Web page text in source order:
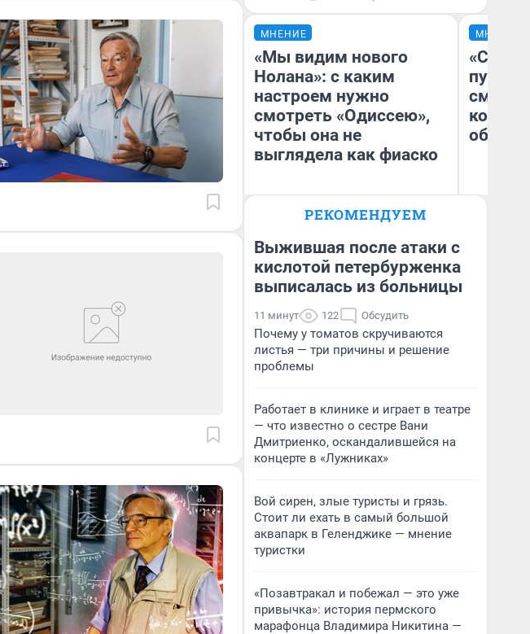
МНЕНИЕ
«Мы видим нового
Нолана»: с каким
настроем нужно
смотреть «Одиссею»,
чтобы она не
выглядела как фиаско
Надежда Губарь
МНЕНИЕ
РЕКОМЕНДУЕМ
Выжившая после атаки с
кислотой петербурженка
выписалась из больницы
11 минут 122 Обсудить
Почему у томатов скручиваются
листья — три причины и решение
проблемы
Работает в клинике и играет в театре
— что известно о сестре Вани
Дмитриенко, оскандалившейся на
концерте в «Лужниках»
Вой сирен, злые туристы и грязь.
Стоит ли ехать в самый большой
аквапарк в Геленджике — мнение
туристки
«Позавтракал и побежал — это уже
привычка»: история пермского
марафонца Владимира Никитина —